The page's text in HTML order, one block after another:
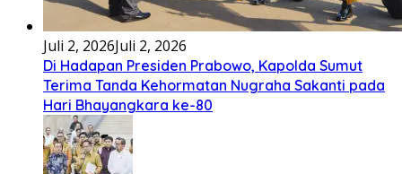
Bembambörö dödöu he akhiguMene mene sino lawaö
khöuMeinötö niowalu, mela’angdröi ita laforudu..
Lirik Lagu Cinta Mati – Fajar Halawa